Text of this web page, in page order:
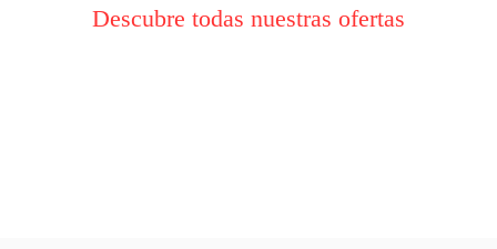
Descubre todas nuestras ofertas